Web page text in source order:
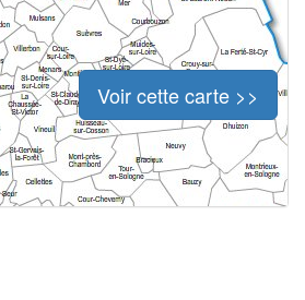
Voir cette carte >>